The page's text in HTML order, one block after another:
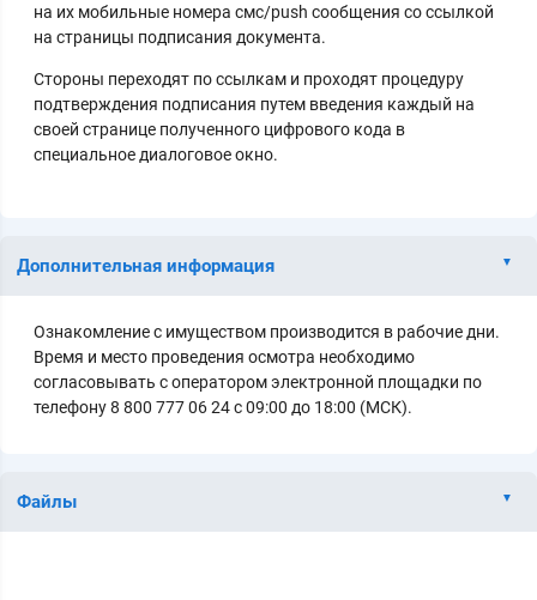
на их мобильные номера смс/push сообщения со ссылкой
на страницы подписания документа.
Стороны переходят по ссылкам и проходят процедуру
подтверждения подписания путем введения каждый на
своей странице полученного цифрового кода в
специальное диалоговое окно.
Дополнительная информация
Ознакомление с имуществом производится в рабочие дни.
Время и место проведения осмотра необходимо
согласовывать с оператором электронной площадки по
телефону 8 800 777 06 24 с 09:00 до 18:00 (МСК).
Файлы